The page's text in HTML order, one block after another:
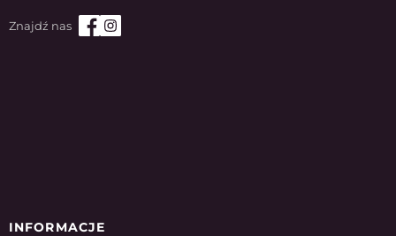
INFORMACJE